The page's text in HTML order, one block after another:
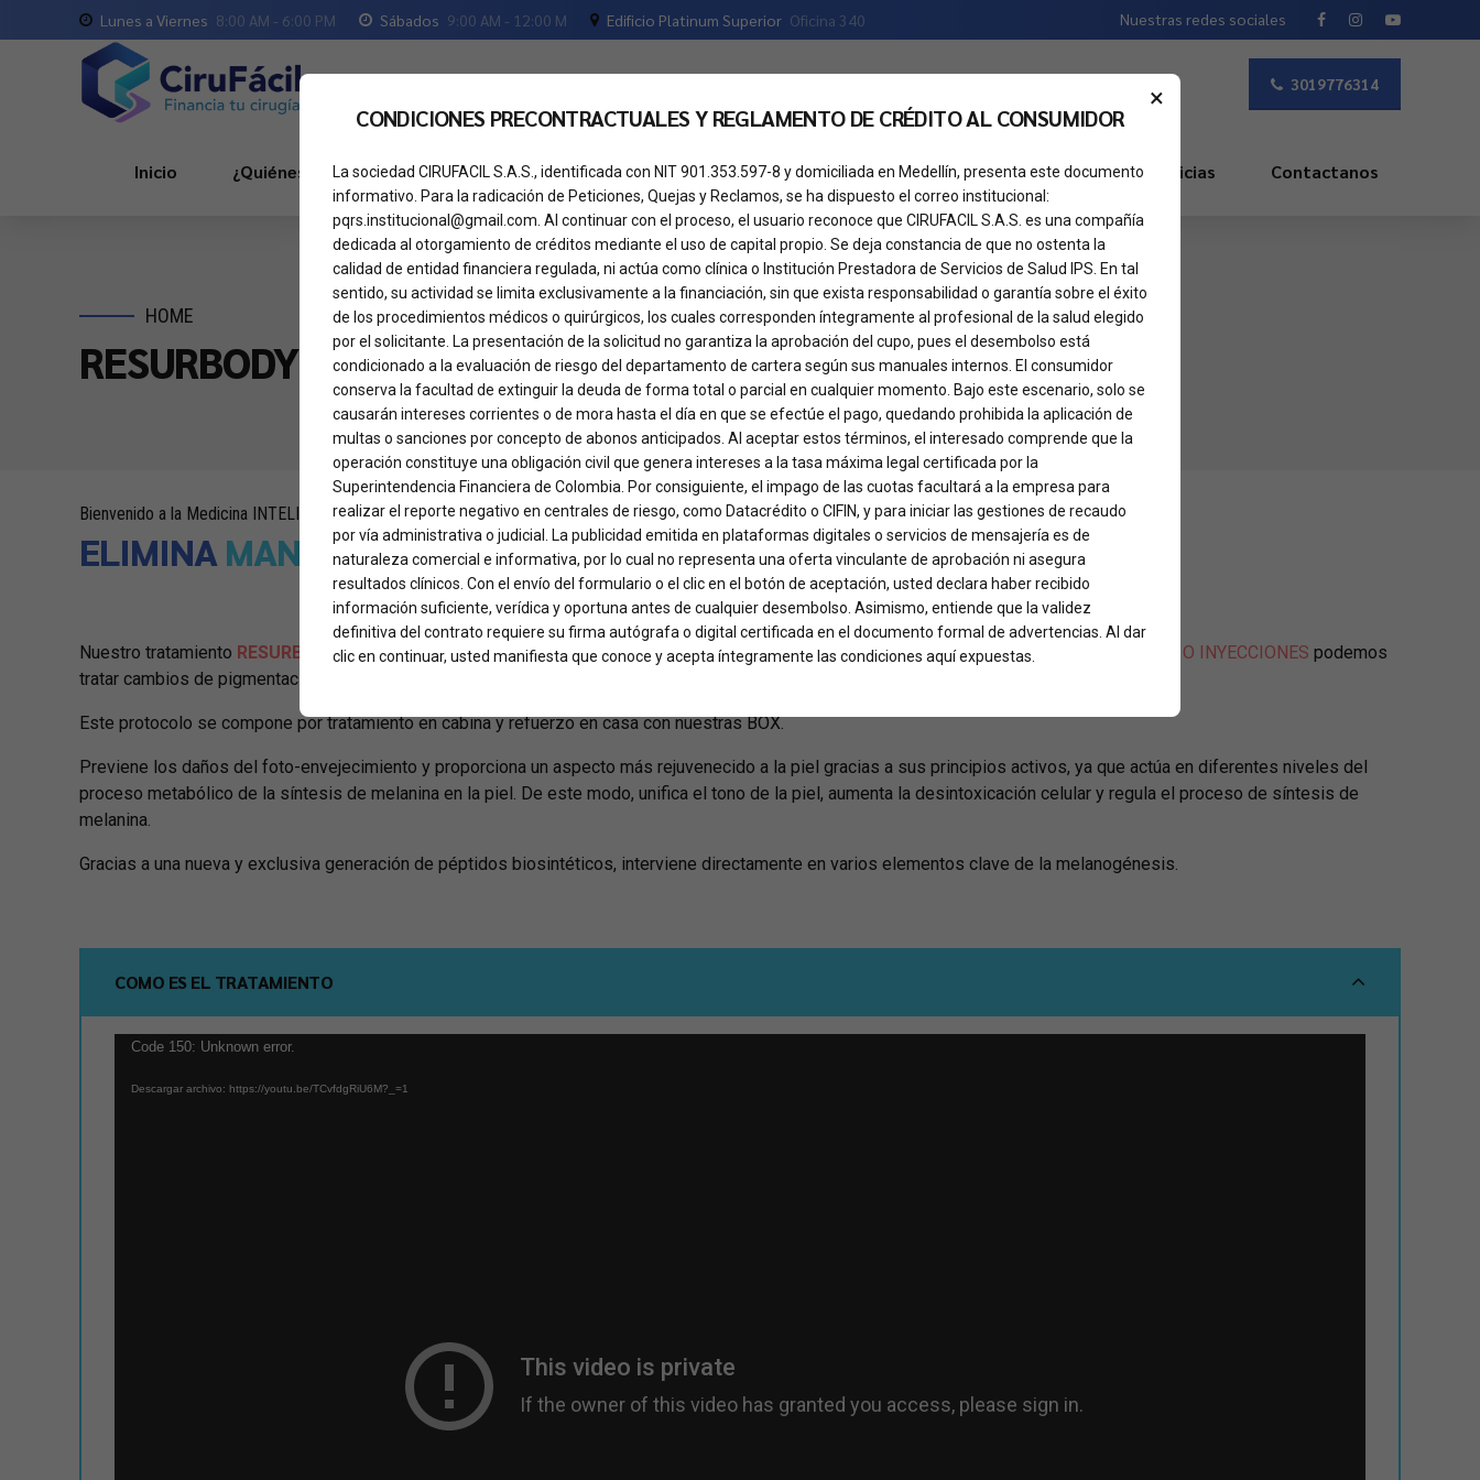
Lunes a Viernes 8:00 AM - 6:00 PM Sábados 9:00 AM - 12:00 M Edificio Platinum Superior Oficina 340 Nuestras redes sociales
3019776314
Inicio ¿Quiénes Somos? Servicios Tu crédito Cita de valoración Preguntas Frecuentes Noticias Contactanos
HOME
RESURBODY LUMINUS INTENSE
Bienvenido a la Medicina INTELIGENTE
ELIMINA MANCHAS
Nuestro tratamiento RESURBODY LUMINUS INTENSEse realiza mediante la exclusiva plataforma deRESURBODY EPDM, donde SIN AGUJAS O INYECCIONES podemos
tratar cambios de pigmentación en la piel por medio de MICROCHIPS que no generan dolor, morados o inflamación durante el tratamiento.
Este protocolo se compone por tratamiento en cabina y refuerzo en casa con nuestras BOX.
Previene los daños del foto-envejecimiento y proporciona un aspecto más rejuvenecido a la piel gracias a sus principios activos, ya que actúa en diferentes niveles del
proceso metabólico de la síntesis de melanina en la piel. De este modo, unifica el tono de la piel, aumenta la desintoxicación celular y regula el proceso de síntesis de
melanina.
Gracias a una nueva y exclusiva generación de péptidos biosintéticos, interviene directamente en varios elementos clave de la melanogénesis.
COMO ES EL TRATAMIENTO
Reproductor
vídeo
Code 150: Unknown error.
Descargar archivo: https://youtu.be/TCvfdgRiU6M?_=1
×
CONDICIONES PRECONTRACTUALES Y REGLAMENTO DE CRÉDITO AL CONSUMIDOR
La sociedad CIRUFACIL S.A.S., identificada con NIT 901.353.597-8 y domiciliada en Medellín, presenta este documento
informativo. Para la radicación de Peticiones, Quejas y Reclamos, se ha dispuesto el correo institucional:
pqrs.institucional@gmail.com. Al continuar con el proceso, el usuario reconoce que CIRUFACIL S.A.S. es una compañía
dedicada al otorgamiento de créditos mediante el uso de capital propio. Se deja constancia de que no ostenta la
calidad de entidad financiera regulada, ni actúa como clínica o Institución Prestadora de Servicios de Salud IPS. En tal
sentido, su actividad se limita exclusivamente a la financiación, sin que exista responsabilidad o garantía sobre el éxito
de los procedimientos médicos o quirúrgicos, los cuales corresponden íntegramente al profesional de la salud elegido
por el solicitante. La presentación de la solicitud no garantiza la aprobación del cupo, pues el desembolso está
condicionado a la evaluación de riesgo del departamento de cartera según sus manuales internos. El consumidor
conserva la facultad de extinguir la deuda de forma total o parcial en cualquier momento. Bajo este escenario, solo se
causarán intereses corrientes o de mora hasta el día en que se efectúe el pago, quedando prohibida la aplicación de
multas o sanciones por concepto de abonos anticipados. Al aceptar estos términos, el interesado comprende que la
operación constituye una obligación civil que genera intereses a la tasa máxima legal certificada por la
Superintendencia Financiera de Colombia. Por consiguiente, el impago de las cuotas facultará a la empresa para
realizar el reporte negativo en centrales de riesgo, como Datacrédito o CIFIN, y para iniciar las gestiones de recaudo
por vía administrativa o judicial. La publicidad emitida en plataformas digitales o servicios de mensajería es de
naturaleza comercial e informativa, por lo cual no representa una oferta vinculante de aprobación ni asegura
resultados clínicos. Con el envío del formulario o el clic en el botón de aceptación, usted declara haber recibido
información suficiente, verídica y oportuna antes de cualquier desembolso. Asimismo, entiende que la validez
definitiva del contrato requiere su firma autógrafa o digital certificada en el documento formal de advertencias. Al dar
clic en continuar, usted manifiesta que conoce y acepta íntegramente las condiciones aquí expuestas.